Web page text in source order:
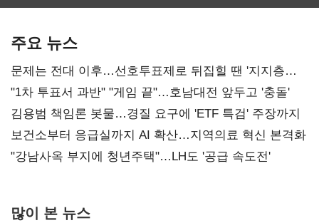
주요 뉴스
문제는 전대 이후…선호투표제로 뒤집힐 땐 '지지층
불복'
"1차 투표서 과반" "게임 끝"…호남대전 앞두고 '충돌'
김용범 책임론 봇물…경질 요구에 'ETF 특검' 주장까지
보건소부터 응급실까지 AI 확산…지역의료 혁신 본격화
"강남사옥 부지에 청년주택"…LH도 '공급 속도전'
많이 본 뉴스